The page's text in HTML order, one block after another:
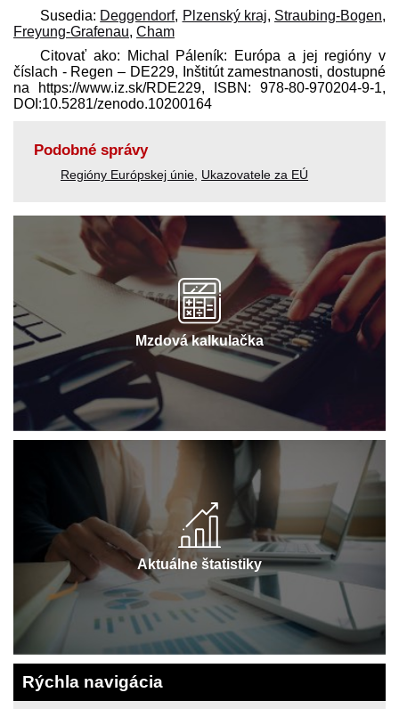
Susedia: Deggendorf, Plzenský kraj, Straubing-Bogen,
Freyung-Grafenau, Cham
Citovať ako: Michal Páleník: Európa a jej regióny v
číslach - Regen – DE229, Inštitút zamestnanosti, dostupné
na https://www.iz.sk/​RDE229, ISBN: 978-80-970204-9-1,
DOI:10.5281/zenodo.10200164
Podobné správy
Regióny Európskej únie Ukazovatele za EÚ
Mzdová kalkulačka
Aktuálne štatistiky
Rýchla navigácia